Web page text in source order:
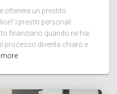
ottenere un prestito
I prestiti personali
finanziario quando ne hai
processo diventa chiaro e
more